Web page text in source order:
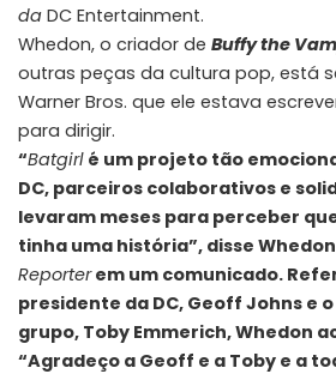
da DC Entertainment.
Whedon, o criador de Buffy the
outras peças da cultura pop, está
Warner Bros. que ele estava
para dirigir.
“Batgirl é um projeto tão
DC, parceiros colaborativos e
levaram meses para perceber
tinha uma história”, disse
Reporterem um comunicado.
presidente da DC, Geoff Johns e
grupo, Toby Emmerich, Whedon
“Agradeço a Geoff e a Toby e a